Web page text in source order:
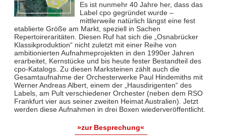
Es ist nunmehr 40 Jahre her, dass das
Label cpo gegründet wurde –
mittlerweile natürlich längst eine fest
etablierte Größe am Markt, speziell in Sachen
Repertoireraritäten. Diesen Ruf hat sich die „Osnabrücker
Klassikproduktion“ nicht zuletzt mit einer Reihe von
ambitionierten Aufnahmeprojekten in den 1990er Jahren
erarbeitet, Kernstücke und bis heute fester Bestandteil des
cpo-Katalogs. Zu diesen Marksteinen zählt auch die
Gesamtaufnahme der Orchesterwerke Paul Hindemiths mit
Werner Andreas Albert, einem der „Hausdirigenten“ des
Labels, am Pult verschiedener Orchester (neben dem RSO
Frankfurt vier aus seiner zweiten Heimat Australien). Jetzt
werden diese Aufnahmen in drei Boxen wiederveröffentlicht.
»zur Besprechung«